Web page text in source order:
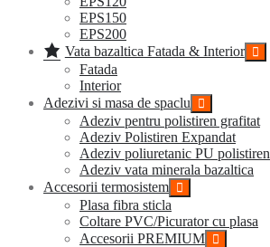
EPS150
EPS200
Vata bazaltica Fatada & Interior
Fatada
Interior
Adezivi si masa de spaclu
Adeziv pentru polistiren grafitat
Adeziv Polistiren Expandat
Adeziv poliuretanic PU polistiren
Adeziv vata minerala bazaltica
Accesorii termosistem
Plasa fibra sticla
Coltare PVC/Picurator cu plasa
Accesorii PREMIUM